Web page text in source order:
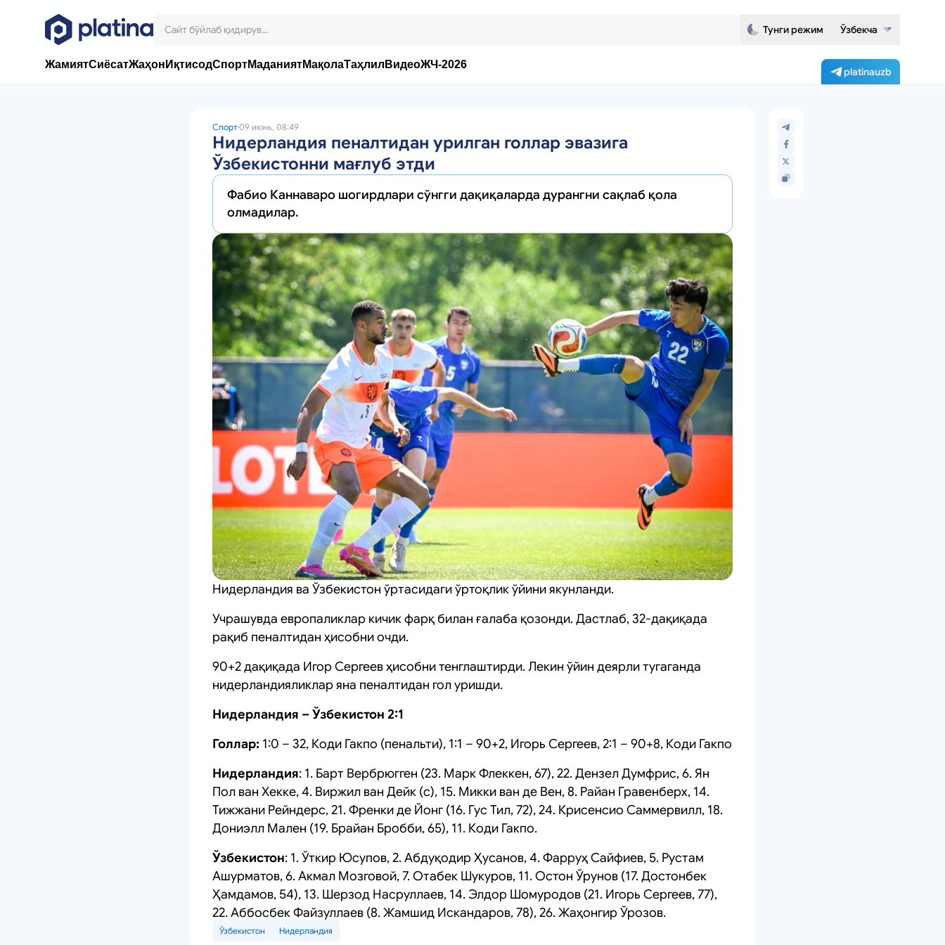
Тунги режим Ўзбекча
ЖамиятСиёсатЖаҳон ИқтисодСпортМаданиятМақолаТаҳлил ВидеоЖЧ-2026
platinauzb
Спорт09 июнь, 08:49
Нидерландия пеналтидан урилган голлар эвазига
Ўзбекистонни мағлуб этди
Фабио Каннаваро шогирдлари сўнгги дақиқаларда дурангни сақлаб қола
олмадилар.
Нидерландия ва Ўзбекистон ўртасидаги ўртоқлик ўйини якунланди.
Учрашувда европаликлар кичик фарқ билан ғалаба қозонди. Дастлаб, 32-дақиқада
рақиб пеналтидан ҳисобни очди.
90+2 дақиқада Игор Сергеев ҳисобни тенглаштирди. Лекин ўйин деярли тугаганда
нидерландияликлар яна пеналтидан гол уришди.
Нидерландия – Ўзбекистон 2:1
Голлар: 1:0 – 32, Коди Гакпо (пенальти), 1:1 – 90+2, Игорь Сергеев, 2:1 – 90+8, Коди Гакпо
Нидерландия: 1. Барт Вербрюгген (23. Марк Флеккен, 67), 22. Дензел Думфрис, 6. Ян
Пол ван Хекке, 4. Виржил ван Дейк (с), 15. Микки ван де Вен, 8. Райан Гравенберх, 14.
Тижжани Рейндерс, 21. Френки де Йонг (16. Гус Тил, 72), 24. Крисенсио Саммервилл, 18.
Дониэлл Мален (19. Брайан Бробби, 65), 11. Коди Гакпо.
Ўзбекистон: 1. Ўткир Юсупов, 2. Абдуқодир Ҳусанов, 4. Фарруҳ Сайфиев, 5. Рустам
Ашурматов, 6. Акмал Мозговой, 7. Отабек Шукуров, 11. Остон Ўрунов (17. Достонбек
Ҳамдамов, 54), 13. Шерзод Насруллаев, 14. Элдор Шомуродов (21. Игорь Сергеев, 77),
22. Аббосбек Файзуллаев (8. Жамшид Искандаров, 78), 26. Жаҳонгир Ўрозов.
Ўзбекистон Нидерландия